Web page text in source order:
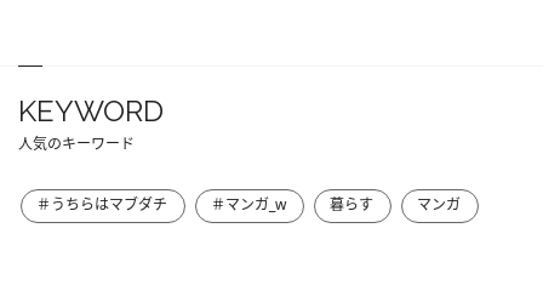
KEYWORD
人気のキーワード
＃うちらはマブダチ ＃マンガ_w 暮らす マンガ